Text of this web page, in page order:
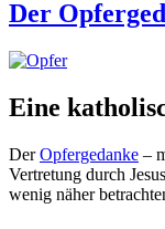
Der
Eine
DerOpfergedanke –
Vertretung durch
wenig näher